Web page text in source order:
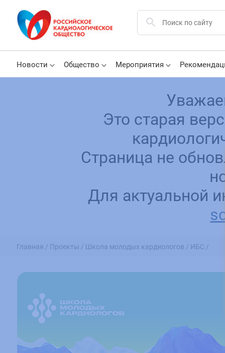
Новости Общество Мероприятия
Это старая
Страница не
Для актуальной
Главная / Проекты / Школа молодых кардиологов / ИБС /